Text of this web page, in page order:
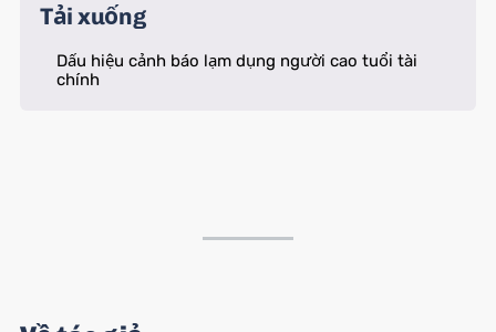
Tải xuống
Dấu hiệu cảnh báo lạm dụng người cao tuổi tài
chính